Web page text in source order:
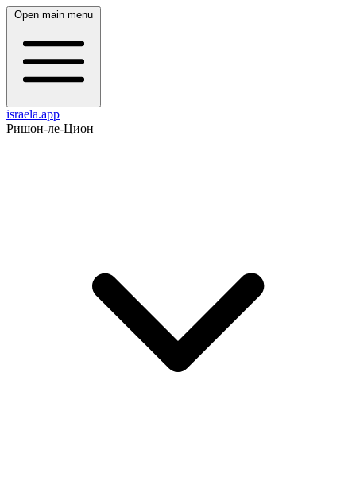
Open main menu
israela.app
Ришон-ле-Цион